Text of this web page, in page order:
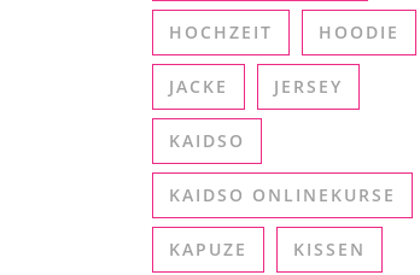
HOCHZEIT HOODIE
JACKE JERSEY
KAIDSO
KAIDSO ONLINEKURSE
KAPUZE KISSEN